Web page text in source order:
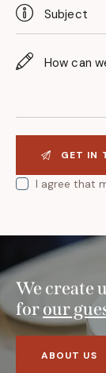
I agree that
We create
forour
ABOUT US